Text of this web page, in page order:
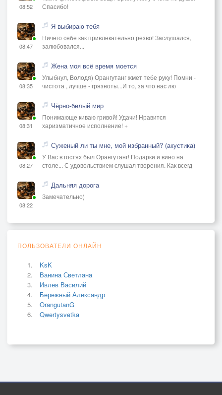
08:52
Спасибо!
08:47
Я выбираю тебя
Ничего себе как привлекательно резво! Заслушался,
залюбовался...
08:35
Жена моя всё время моется
Улыбнул, Володя) Орангутанг жмет тебе руку! Помни -
чистота , лучше - грязноты...И то, за что нас лю
08:31
Чёрно-белый мир
Понимающе киваю гривой! Удачи! Нравится
харизматичное исполнение! +
08:27
Суженый ли ты мне, мой избранный? (акустика)
У Вас в гостях был Орангутанг! Подарки и вино на
столе... С удовольствием слушал творения. Как всегд
08:22
Дальняя дорога
Замечательно)
ПОЛЬЗОВАТЕЛИ ОНЛАЙН
KsK
Ванина Светлана
Ивлев Василий
Бережный Александр
OrangutanG
Qwertysvetka